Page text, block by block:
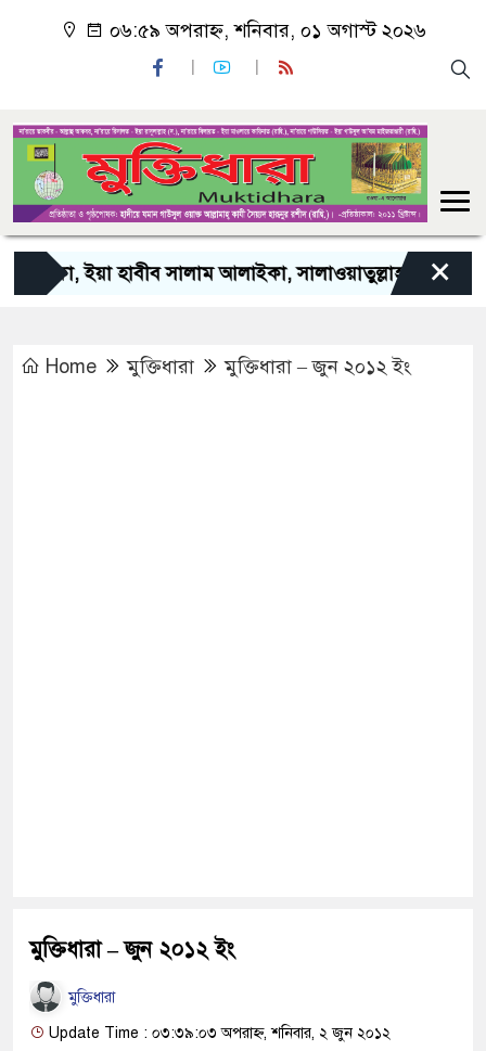
০৬:৫৯ অপরাহ্ন, শনিবার, ০১ অগাস্ট ২০২৬
সালাম আলাইকা, সালাওয়াতুল্লাহ আলাইকা”। “ইয়া×
Home মুক্তিধারা মুক্তিধারা – জুন ২০১২ ইং
মুক্তিধারা – জুন ২০১২ ইং
মুক্তিধারা
Update Time : ০৩:৩৯:০৩ অপরাহ্ন, শনিবার, ২ জুন ২০১২